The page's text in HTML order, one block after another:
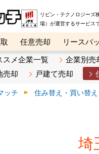
リビン・テクノロジーズ
場）が運営するサービ
任意売却 リースバ
動産カンパニー オンラ
スメ企業一覧 企業別売
売却 戸建て売却
ッチ 住み替え・買い替え
埼